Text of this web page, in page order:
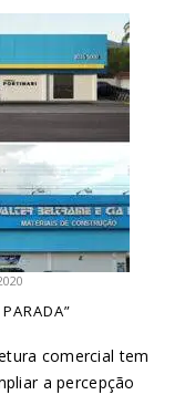
comercial tem
a percepção